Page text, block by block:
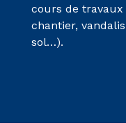
cours de
chantier,
sol…).